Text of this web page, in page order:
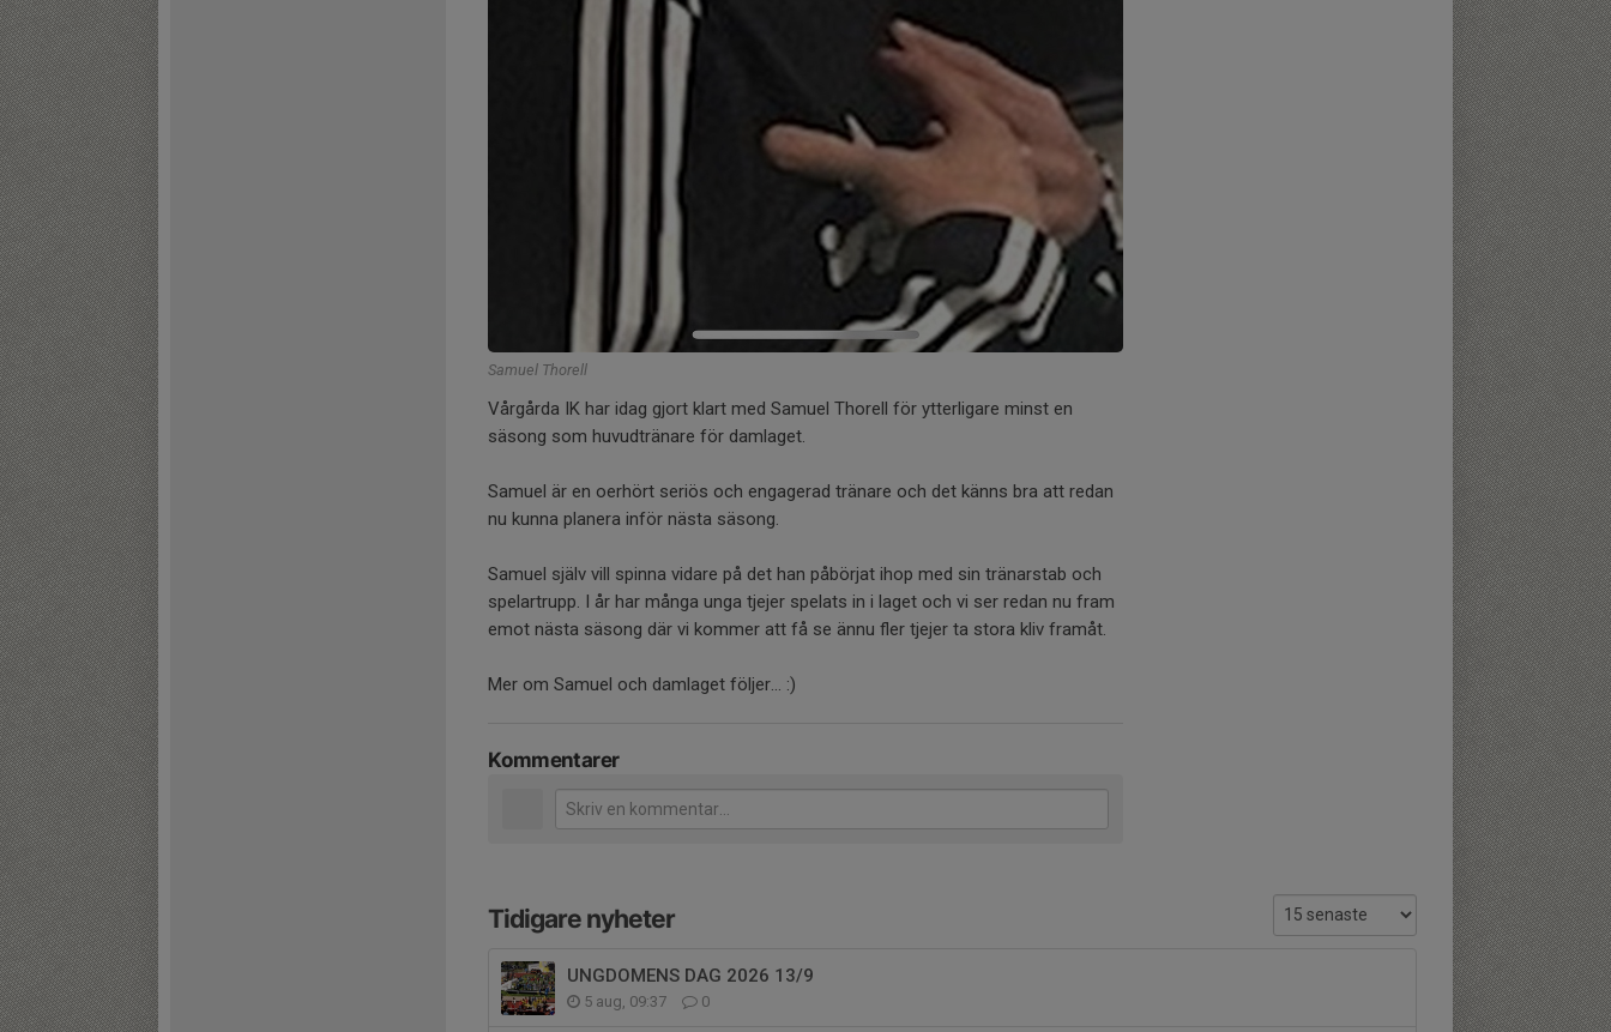
Samuel Thorell
Vårgårda IK har idag gjort klart med Samuel Thorell för ytterligare minst en
säsong som huvudtränare för damlaget.
Samuel är en oerhört seriös och engagerad tränare och det känns bra att redan
nu kunna planera inför nästa säsong.
Samuel själv vill spinna vidare på det han påbörjat ihop med sin tränarstab och
spelartrupp. I år har många unga tjejer spelats in i laget och vi ser redan nu fram
emot nästa säsong där vi kommer att få se ännu fler tjejer ta stora kliv framåt.
Mer om Samuel och damlaget följer... :)
Kommentarer
Tidigare nyheter
UNGDOMENS DAG 2026 13/9
5 aug, 09:37 0